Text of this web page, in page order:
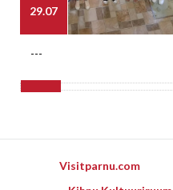
29.07
---
Visitparnu.com